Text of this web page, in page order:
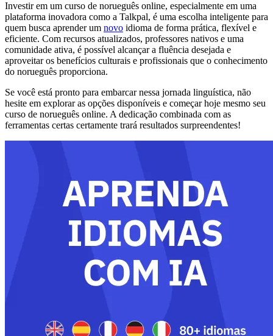
Investir em um curso de norueguês online, especialmente em uma
plataforma inovadora como a Talkpal, é uma escolha inteligente para
quem busca aprender um novo idioma de forma prática, flexível e
eficiente. Com recursos atualizados, professores nativos e uma
comunidade ativa, é possível alcançar a fluência desejada e
aproveitar os benefícios culturais e profissionais que o conhecimento
do norueguês proporciona.
Se você está pronto para embarcar nessa jornada linguística, não
hesite em explorar as opções disponíveis e começar hoje mesmo seu
curso de norueguês online. A dedicação combinada com as
ferramentas certas certamente trará resultados surpreendentes!